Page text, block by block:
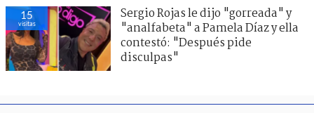
15
visitas
Sergio Rojas le dijo "gorreada" y
"analfabeta" a Pamela Díaz y ella
contestó: "Después pide
disculpas"